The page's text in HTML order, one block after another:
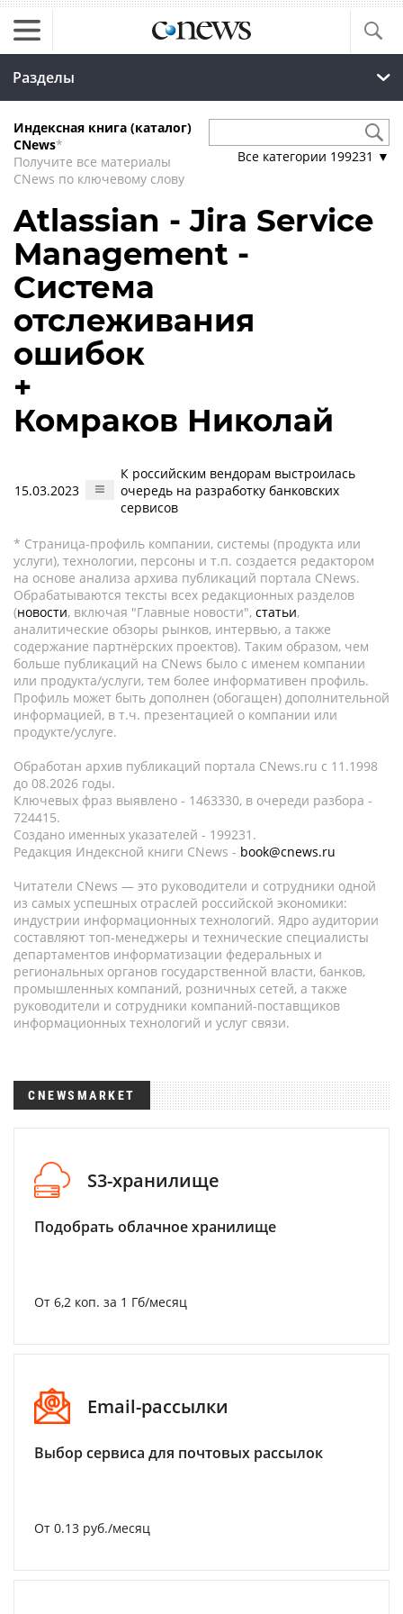
Разделы
Индексная книга (каталог)
CNews*
Получите все материалы
CNews по ключевому слову
Все категории 199231 ▼
Atlassian - Jira Service
Management -
Система
отслеживания
ошибок
+
Комраков Николай
15.03.2023
К российским вендорам выстроилась
очередь на разработку банковских
сервисов
* Страница-профиль компании, системы (продукта или
услуги), технологии, персоны и т.п. создается редактором
на основе анализа архива публикаций портала CNews.
Обрабатываются тексты всех редакционных разделов
(новости, включая "Главные новости", статьи,
аналитические обзоры рынков, интервью, а также
содержание партнёрских проектов). Таким образом, чем
больше публикаций на CNews было с именем компании
или продукта/услуги, тем более информативен профиль.
Профиль может быть дополнен (обогащен) дополнительной
информацией, в т.ч. презентацией о компании или
продукте/услуге.
Обработан архив публикаций портала CNews.ru c 11.1998
до 08.2026 годы.
Ключевых фраз выявлено - 1463330, в очереди разбора -
724415.
Создано именных указателей - 199231.
Редакция Индексной книги CNews - book@cnews.ru
Читатели CNews — это руководители и сотрудники одной
из самых успешных отраслей российской экономики:
индустрии информационных технологий. Ядро аудитории
составляют топ-менеджеры и технические специалисты
департаментов информатизации федеральных и
региональных органов государственной власти, банков,
промышленных компаний, розничных сетей, а также
руководители и сотрудники компаний-поставщиков
информационных технологий и услуг связи.
CNEWSMARKET
S3-хранилище
Подобрать облачное хранилище
От 6,2 коп. за 1 Гб/месяц
Email-рассылки
Выбор сервиса для почтовых рассылок
От 0.13 руб./месяц